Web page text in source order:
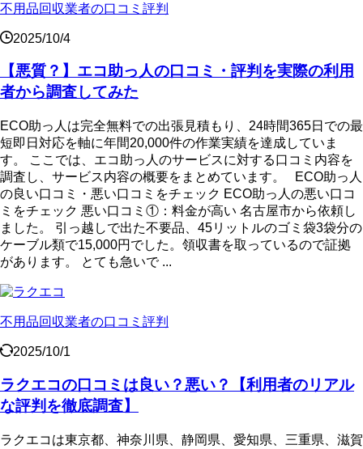
不用品回収業者の口コミ評判
2025/10/4
【悪質？】エコ助っ人の口コミ・評判を実際の利用
者から調査してみた
ECO助っ人は完全無料での出張見積もり、24時間365日での最
短即日対応を軸に年間20,000件の作業実績を達成していま
す。 ここでは、エコ助っ人のサービスに対する口コミ内容を
調査し、サービス内容の概要をまとめています。 ECO助っ人
の良い口コミ・悪い口コミをチェック ECO助っ人の悪い口コ
ミをチェック 悪い口コミ①：料金が高い 名古屋市から依頼し
ました。 引っ越しで出た不要品、45リットルのゴミ袋3袋分の
ケーブル類で15,000円でした。領収書を取っているので証拠
があります。 とても急いで ...
不用品回収業者の口コミ評判
2025/10/1
ラクエコの口コミは良い？悪い？【利用者のリアル
な評判を徹底調査】
ラクエコは東京都、神奈川県、静岡県、愛知県、三重県、滋賀